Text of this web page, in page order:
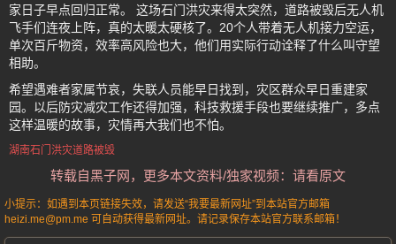
家日子早点回归正常。 这场石门洪灾来得太突然，道路被毁后无人机
飞手们连夜上阵，真的太暖太硬核了。20个人带着无人机接力空运，
单次百斤物资，效率高风险也大，他们用实际行动诠释了什么叫守望
相助。
希望遇难者家属节哀，失联人员能早日找到，灾区群众早日重建家
园。以后防灾减灾工作还得加强，科技救援手段也要继续推广，多点
这样温暖的故事，灾情再大我们也不怕。
湖南石门洪灾道路被毁
转载自黑子网，更多本文资料/独家视频：请看原文
小提示：如遇到本页链接失效，请发送“我要最新网址”到本站官方邮箱
heizi.me@pm.me 可自动获得最新网址。请记录保存本站官方联系邮箱！